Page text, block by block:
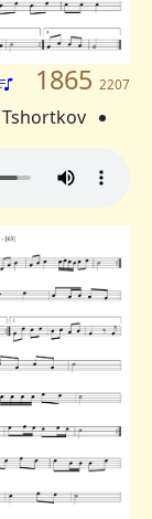
1865 2207
Tshortkov - טשארטקאוו